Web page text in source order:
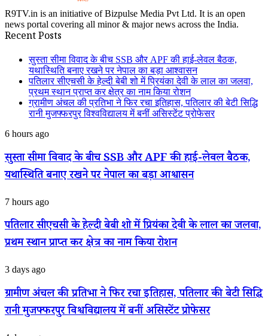
R9TV.in is an initiative of Bizpulse Media Pvt Ltd. It is an open
news portal covering all minor & major news across the India.
Recent Posts
सुस्ता सीमा विवाद के बीच SSB और APF की हाई-लेवल बैठक,
यथास्थिति बनाए रखने पर नेपाल का बड़ा आश्वासन
पतिलार सीएचसी के हेल्दी बेबी शो में प्रियंका देवी के लाल का जलवा,
प्रथम स्थान प्राप्त कर क्षेत्र का नाम किया रोशन
ग्रामीण अंचल की प्रतिभा ने फिर रचा इतिहास, पतिलार की बेटी सिद्धि
रानी मुजफ्फरपुर विश्वविद्यालय में बनीं असिस्टेंट प्रोफेसर
सुस्ता
विवाद
के
बीच
और
APF
की
हाई-
लेवल
बनाए
पर
नेपाल
का
6 hours ago
सुस्ता सीमा विवाद के बीच SSB और APF की हाई-लेवल बैठक,
यथास्थिति बनाए रखने पर नेपाल का बड़ा आश्वासन
पतिलार
के
बेबी
में
प्रियंका
देवी
के
लाल
7 hours ago
पतिलार सीएचसी के हेल्दी बेबी शो में प्रियंका देवी के लाल का जलवा,
प्रथम स्थान प्राप्त कर क्षेत्र का नाम किया रोशन
ग्रामीण
की
प्रतिभा
ने
रचा
3 days ago
ग्रामीण अंचल की प्रतिभा ने फिर रचा इतिहास, पतिलार की बेटी सिद्धि
रानी मुजफ्फरपुर विश्वविद्यालय में बनीं असिस्टेंट प्रोफेसर